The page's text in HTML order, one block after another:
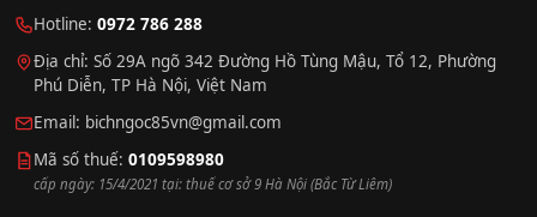
Hotline: 0972 786 288
Địa chỉ: Số 29A ngõ 342 Đường Hồ Tùng Mậu, Tổ 12, Phường
Phú Diễn, TP Hà Nội, Việt Nam
Email: bichngoc85vn@gmail.com
Mã số thuế: 0109598980
cấp ngày: 15/4/2021 tại: thuế cơ sở 9 Hà Nội (Bắc Từ Liêm)